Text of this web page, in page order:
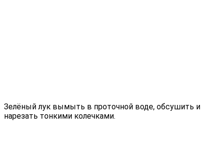
Зелёный лук вымыть в проточной воде, обсушить и
нарезать тонкими колечками.